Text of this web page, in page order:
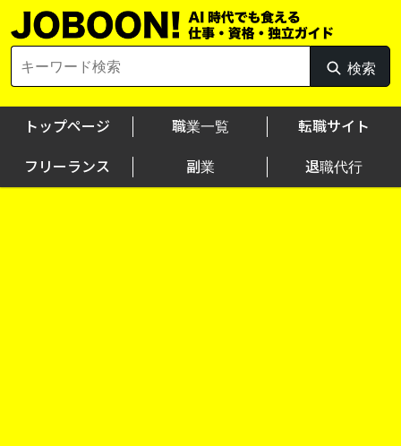
Skip
to
for:
検索
検
索
トップページ 職業一覧 転職サイト
フリーランス 副業 退職代行